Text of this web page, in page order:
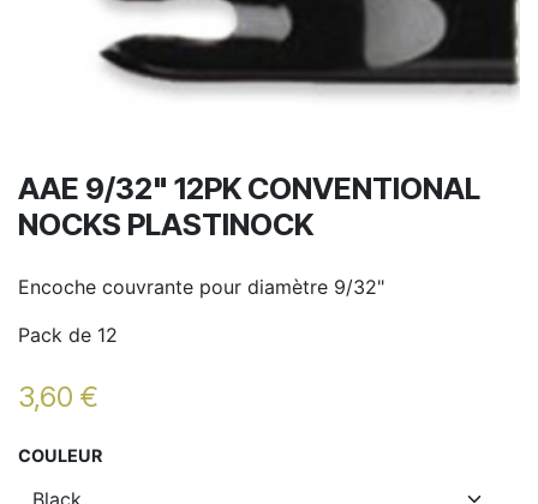
AAE 9/32" 12PK CONVENTIONAL
NOCKS PLASTINOCK
Encoche couvrante pour diamètre 9/32"
Pack de 12
3,60 €
COULEUR